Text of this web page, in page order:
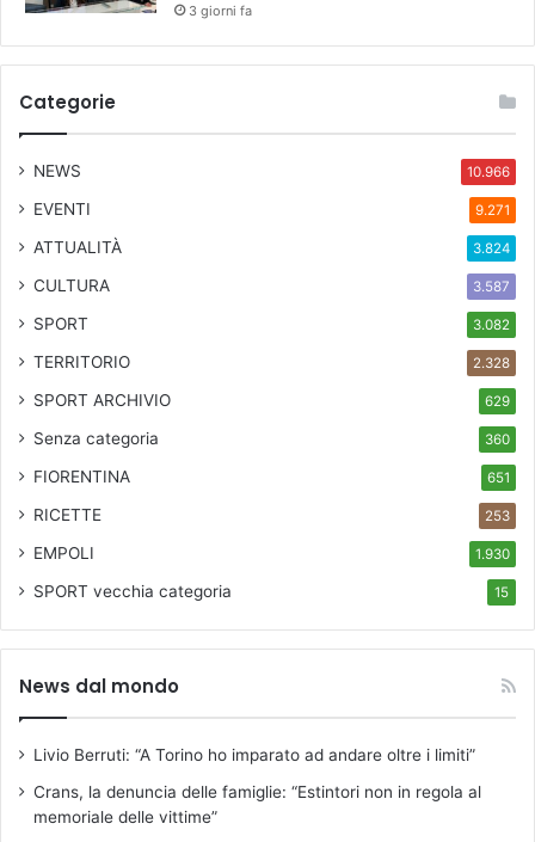
3 giorni fa
Categorie
NEWS 10.966
EVENTI 9.271
ATTUALITÀ 3.824
CULTURA 3.587
SPORT 3.082
TERRITORIO 2.328
SPORT ARCHIVIO 629
Senza categoria 360
FIORENTINA 651
RICETTE 253
EMPOLI 1.930
SPORT vecchia categoria 15
News dal mondo
Livio Berruti: “A Torino ho imparato ad andare oltre i limiti”
Crans, la denuncia delle famiglie: “Estintori non in regola al
memoriale delle vittime”